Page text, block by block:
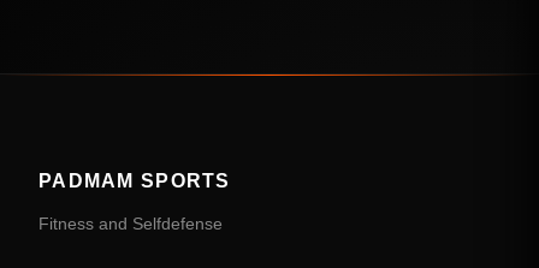
PADMAM SPORTS
Fitness and Selfdefense